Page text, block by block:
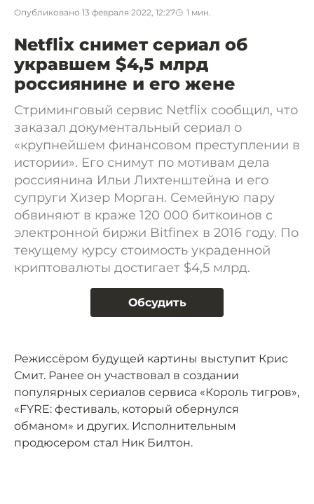
Опубликовано 13 февраля 2022, 12:27 1 мин.
Netflix снимет сериал об
укравшем $4,5 млрд
россиянине и его жене
Стриминговый сервис Netflix сообщил, что
заказал документальный сериал о
«крупнейшем финансовом преступлении в
истории». Его снимут по мотивам дела
россиянина Ильи Лихтенштейна и его
супруги Хизер Морган. Семейную пару
обвиняют в краже 120 000 биткоинов с
электронной биржи Bitfinex в 2016 году. По
текущему курсу стоимость украденной
криптовалюты достигает $4,5 млрд.
Обсудить
Режиссёром будущей картины выступит Крис
Смит. Ранее он участвовал в создании
популярных сериалов сервиса «Король тигров»,
«FYRE: фестиваль, который обернулся
обманом» и других. Исполнительным
продюсером стал Ник Билтон.